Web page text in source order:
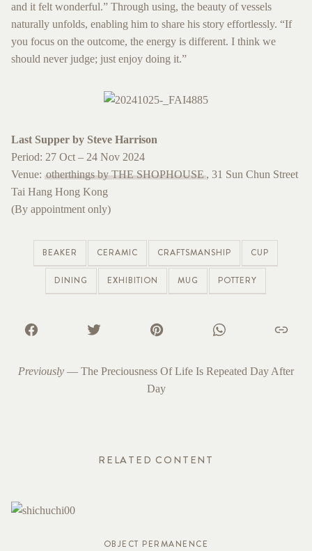
and it felt wonderful.” Through using, the beauty of vessels
naturally unfolds, enabling him to share his story effortlessly. “If
you focus on the outcome, the energy is different. I think we
should never judge; just enjoy doing it.”
Last Supper by Steve Harrison
Period: 27 Oct – 24 Nov 2024
Venue: otherthings by THE SHOPHOUSE, 31 Sun Chun Street
Tai Hang Hong Kong
(By appointment only)
BEAKER CERAMIC CRAFTSMANSHIP CUP
DINING EXHIBITION MUG POTTERY
Previously — The Preciousness Of Life Is Repeated Day After
Day
RELATED CONTENT
OBJECT PERMANENCE